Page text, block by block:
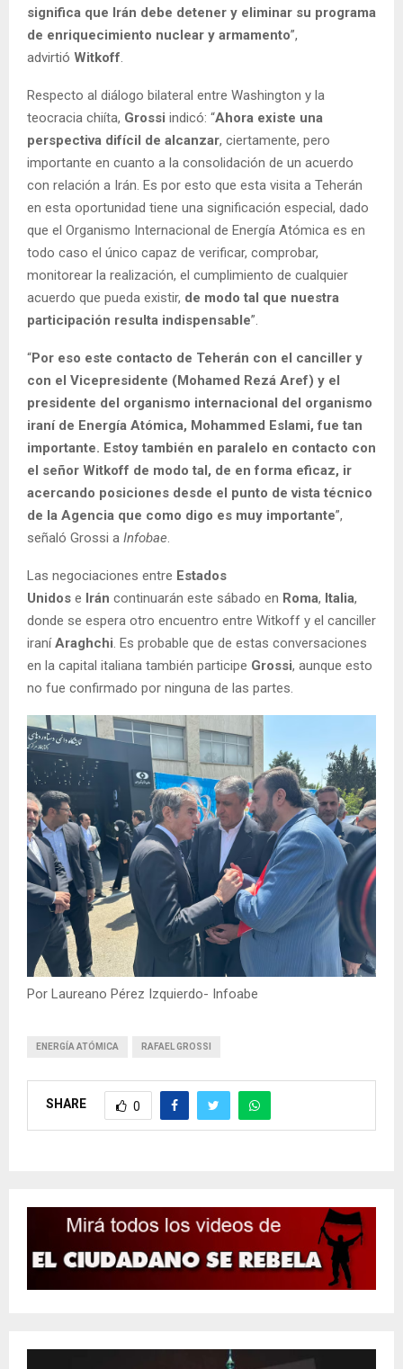
significa que Irán debe detener y eliminar su programa
de enriquecimiento nuclear y armamento”,
advirtió Witkoff.
Respecto al diálogo bilateral entre Washington y la
teocracia chiíta, Grossi indicó: “Ahora existe una
perspectiva difícil de alcanzar, ciertamente, pero
importante en cuanto a la consolidación de un acuerdo
con relación a Irán. Es por esto que esta visita a Teherán
en esta oportunidad tiene una significación especial, dado
que el Organismo Internacional de Energía Atómica es en
todo caso el único capaz de verificar, comprobar,
monitorear la realización, el cumplimiento de cualquier
acuerdo que pueda existir, de modo tal que nuestra
participación resulta indispensable”.
“Por eso este contacto de Teherán con el canciller y
con el Vicepresidente (Mohamed Rezá Aref) y el
presidente del organismo internacional del organismo
iraní de Energía Atómica, Mohammed Eslami, fue tan
importante. Estoy también en paralelo en contacto con
el señor Witkoff de modo tal, de en forma eficaz, ir
acercando posiciones desde el punto de vista técnico
de la Agencia que como digo es muy importante”,
señaló Grossi a Infobae.
Las negociaciones entre Estados
Unidos e Irán continuarán este sábado en Roma, Italia,
donde se espera otro encuentro entre Witkoff y el canciller
iraníAraghchi. Es probable que de estas conversaciones
en la capital italiana también participe Grossi, aunque esto
no fue confirmado por ninguna de las partes.
Por Laureano Pérez Izquierdo- Infoabe
ENERGÍA ATÓMICA RAFAEL GROSSI
SHARE 0